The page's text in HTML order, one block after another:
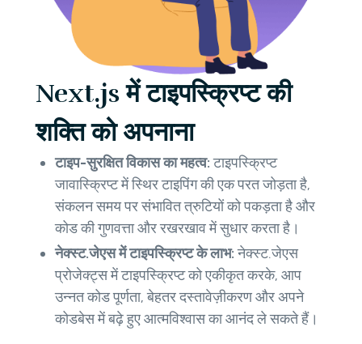
Next.js में टाइपस्क्रिप्ट की
शक्ति को अपनाना
टाइप-सुरक्षित विकास का महत्व:टाइपस्क्रिप्ट
जावास्क्रिप्ट में स्थिर टाइपिंग की एक परत जोड़ता है,
संकलन समय पर संभावित त्रुटियों को पकड़ता है और
कोड की गुणवत्ता और रखरखाव में सुधार करता है।
नेक्स्ट.जेएस में टाइपस्क्रिप्ट के लाभ:नेक्स्ट.जेएस
प्रोजेक्ट्स में टाइपस्क्रिप्ट को एकीकृत करके, आप
उन्नत कोड पूर्णता, बेहतर दस्तावेज़ीकरण और अपने
कोडबेस में बढ़े हुए आत्मविश्वास का आनंद ले सकते हैं।